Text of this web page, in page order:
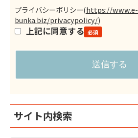
プライバシーポリシー(https://www.e-
bunka.biz/privacypolicy/)
上記に同意する
サイト内検索